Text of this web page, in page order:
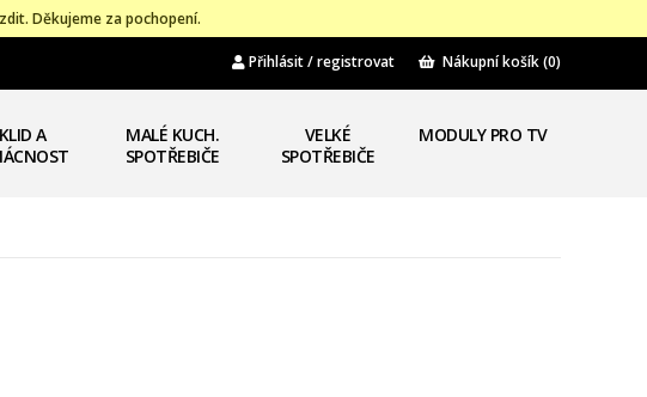
Děkujeme za pochopení.
Přihlásit / registrovat Nákupní košík(0)
A
MALÉ KUCH.
SPOTŘEBIČE
VELKÉ
SPOTŘEBIČE
MODULY PRO TV